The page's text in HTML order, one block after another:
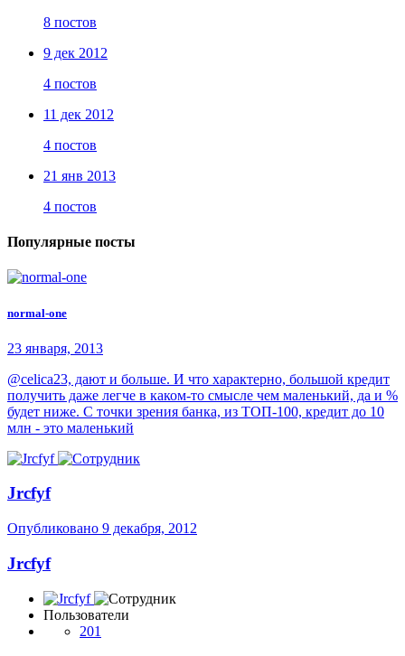
8 постов
9 дек 2012
4 постов
11 дек 2012
4 постов
21 янв 2013
4 постов
Популярные посты
normal-one
23 января, 2013
@celica23, дают и больше. И что характерно, большой кредит
получить даже легче в каком-то смысле чем маленький, да и %
будет ниже. С точки зрения банка, из ТОП-100, кредит до 10
млн - это маленький
Jrcfyf
Опубликовано 9 декабря, 2012
Jrcfyf
Пользователи
201